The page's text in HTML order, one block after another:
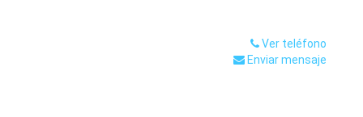
Ver teléfono
Enviar mensaje